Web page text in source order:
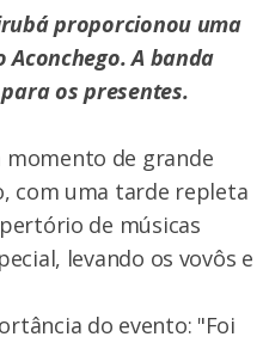
proporcionou uma
A banda
os presentes.
de grande
com uma tarde repleta
de músicas
levando os vovôs e
do evento: "Foi